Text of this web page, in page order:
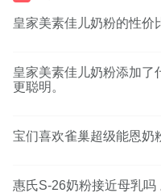
皇家美素佳儿奶粉的性价
皇家美素佳儿奶粉添加了
更聪明。
宝们喜欢雀巢超级能恩奶
惠氏S-26奶粉接近母乳吗